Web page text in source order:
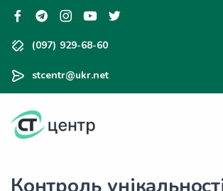
(097) 929-68-60
stcentr@ukr.net